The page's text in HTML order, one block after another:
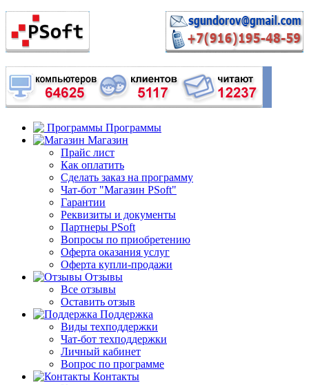
Программы
Магазин
Прайс лист
Как оплатить
Сделать заказ на программу
Чат-бот "Магазин PSoft"
Гарантии
Реквизиты и документы
Партнеры PSoft
Вопросы по приобретению
Оферта оказания услуг
Оферта купли-продажи
Отзывы
Все отзывы
Оставить отзыв
Поддержка
Виды техподдержки
Чат-бот техподдержки
Личный кабинет
Вопрос по программе
Контакты